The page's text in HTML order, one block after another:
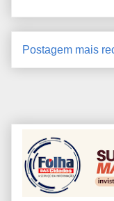
Postagem mais